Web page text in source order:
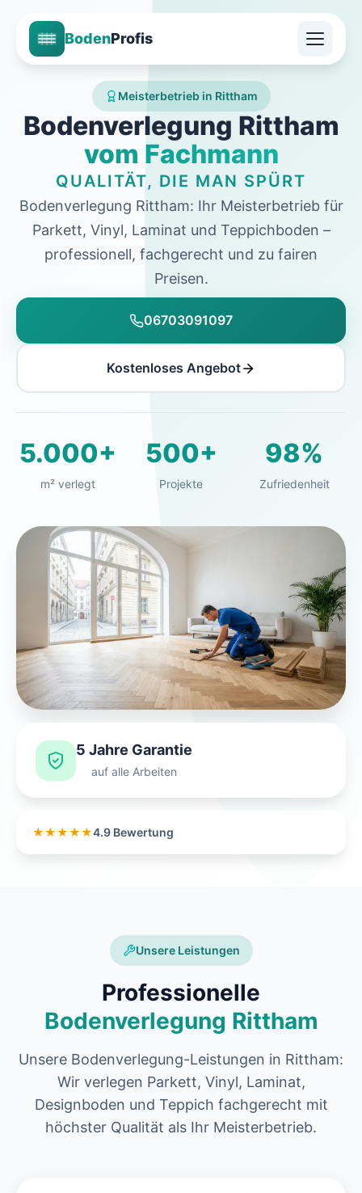
BodenProfis
Meisterbetrieb in Rittham
Bodenverlegung Rittham
vom Fachmann
QUALITÄT, DIE MAN SPÜRT
Bodenverlegung Rittham: Ihr Meisterbetrieb für
Parkett, Vinyl, Laminat und Teppichboden –
professionell, fachgerecht und zu fairen
Preisen.
06703091097
Kostenloses Angebot
5.000+
m² verlegt
500+
Projekte
98%
Zufriedenheit
5 Jahre Garantie
auf alle Arbeiten
★★★★★4.9 Bewertung
Unsere Leistungen
Professionelle
Bodenverlegung Rittham
Unsere Bodenverlegung-Leistungen in Rittham:
Wir verlegen Parkett, Vinyl, Laminat,
Designboden und Teppich fachgerecht mit
höchster Qualität als Ihr Meisterbetrieb.